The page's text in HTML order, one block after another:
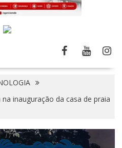
inauguração da casa de praia